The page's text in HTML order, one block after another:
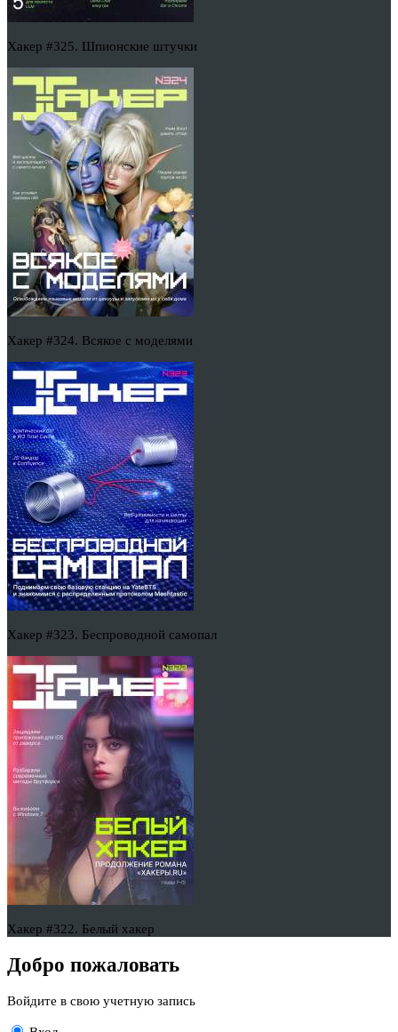
Хакер #325. Шпионские штучки
Хакер #324. Всякое с моделями
Хакер #323. Беспроводной самопал
Хакер #322. Белый хакер
Добро пожаловать
Войдите в свою учетную запись